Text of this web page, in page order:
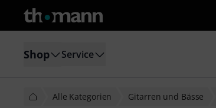
Shop Service
Alle Kategorien Gitarren und Bässe